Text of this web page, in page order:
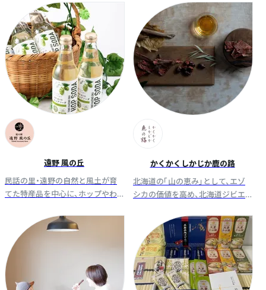
『うま味（UMAMI)』を表現するこ
とで実現しようとしています。
遠野 風の丘
民話の里・遠野の自然と風土が育
てた特産品を中心に、ホップやわ
を厳選。魅力と品質を大切に、心を
込めてお届けします。
かくかくしかじか鹿の路
北海道の「山の恵み」として、エゾ
シカの価値を高め、北海道ジビエ
る食資源を大切に皆さまへとお届
けします。